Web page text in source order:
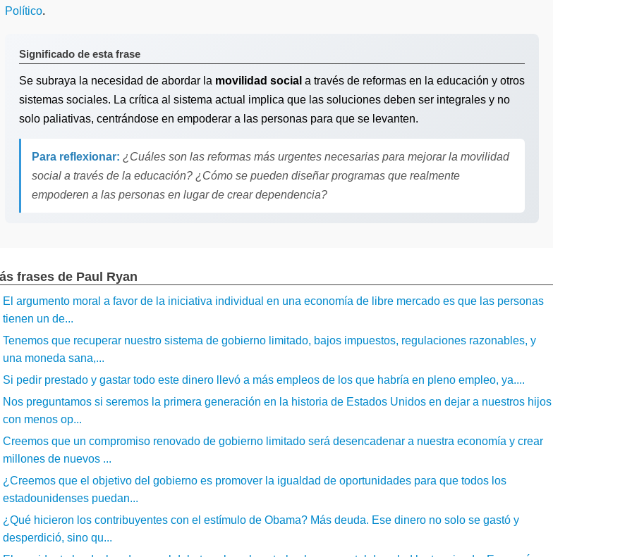
Político.
Significado de esta frase
Se subraya la necesidad de abordar la movilidad social a través de reformas en la educación y otros
sistemas sociales. La crítica al sistema actual implica que las soluciones deben ser integrales y no
solo paliativas, centrándose en empoderar a las personas para que se levanten.
Para reflexionar: ¿Cuáles son las reformas más urgentes necesarias para mejorar la movilidad
social a través de la educación? ¿Cómo se pueden diseñar programas que realmente
empoderen a las personas en lugar de crear dependencia?
frases de Paul Ryan
El argumento moral a favor de la iniciativa individual en una economía de libre mercado es que las personas
tienen un de...
Tenemos que recuperar nuestro sistema de gobierno limitado, bajos impuestos, regulaciones razonables, y
una moneda sana,...
Si pedir prestado y gastar todo este dinero llevó a más empleos de los que habría en pleno empleo, ya....
Nos preguntamos si seremos la primera generación en la historia de Estados Unidos en dejar a nuestros hijos
con menos op...
Creemos que un compromiso renovado de gobierno limitado será desencadenar a nuestra economía y crear
millones de nuevos ...
¿Creemos que el objetivo del gobierno es promover la igualdad de oportunidades para que todos los
estadounidenses puedan...
¿Qué hicieron los contribuyentes con el estímulo de Obama? Más deuda. Ese dinero no solo se gastó y
desperdició, sino qu...